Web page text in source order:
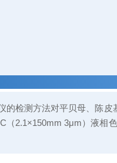
检测方法对平贝母、陈皮
（2.1×150mm 3μm）液相